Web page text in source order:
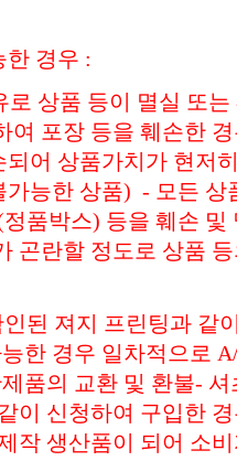
한 경우 :
상품 등이 멸실 또
여 포장 등을 훼손한
어 상품가치가 현저
능한 상품) - 모든 상
품박스) 등을 훼손
곤란할 정도로 상품
된 져지 프린팅과 같
한 경우 일차적으로
품의 교환 및 환불-
이 신청하여 구입한
작 생산품이 되어 소